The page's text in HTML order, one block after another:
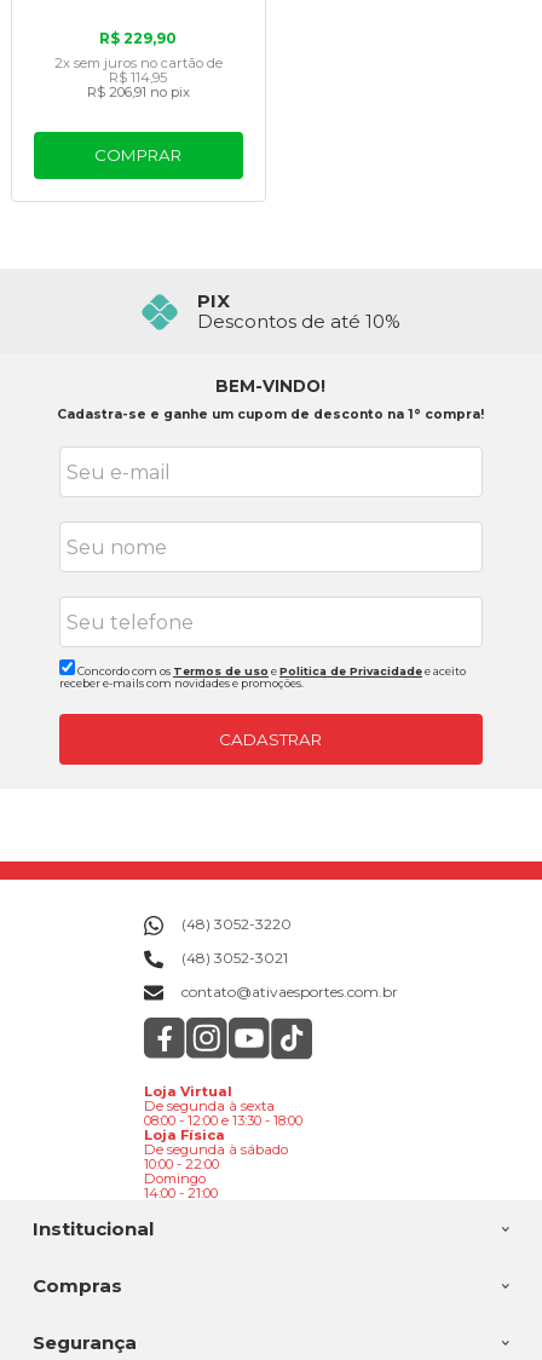
R$ 229,90
2x sem juros no cartãode
R$ 114,95
R$ 206,91 no pix
COMPRAR
PIX
Descontos de até 10%
BEM-VINDO!
Cadastra-se e ganhe um cupom de desconto na 1° compra!
Concordo com os Termos de uso ePolitica de Privacidadee aceito
receber e-mails com novidades e promoções.
CADASTRAR
Institucional
Compras
(48) 3052-3220
(48) 3052-3021
contato@ativaesportes.com.br
Loja Virtual
De segunda à sexta
08:00 - 12:00 e 13:30 - 18:00
Loja Física
De segunda à sábado
10:00 - 22:00
Domingo
14:00 - 21:00
Segurança